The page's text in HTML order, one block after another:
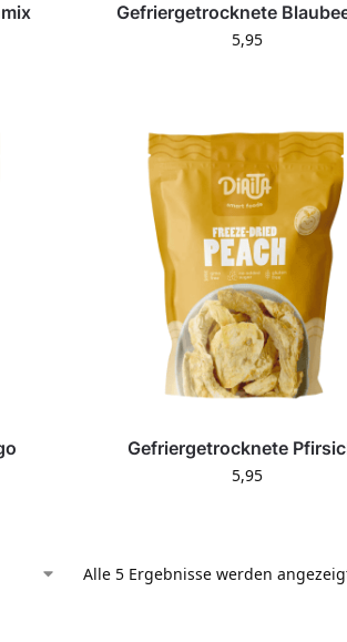
Gefriergetrocknete
5,95
Gefriergetrocknete
5,95
Alle 5 Ergebnisse werden